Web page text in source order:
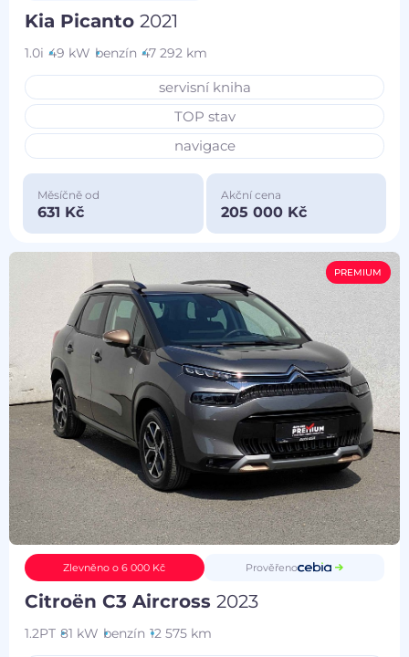
Kia Picanto2021
1.0i 49 kW benzín 47 292 km
servisní kniha
TOP stav
navigace
Měsíčně od
631 Kč
Akční cena
205 000 Kč
PREMIUM
Zlevněno o 6 000 Kč Prověřeno
Citroën C3 Aircross2023
1.2PT 81 kW benzín 12 575 km